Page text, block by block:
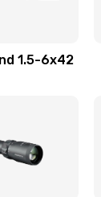
1.5-6x42